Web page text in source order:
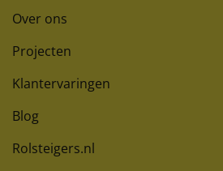
Over ons
Projecten
Klantervaringen
Blog
Rolsteigers.nl